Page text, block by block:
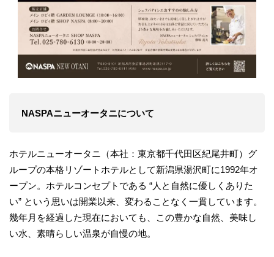
NASPAニューオータニについて
ホテルニューオータニ（本社：東京都千代田区紀尾井町）グ
ループの本格リゾートホテルとして新潟県湯沢町に1992年オ
ープン。ホテルコンセプトである “人と自然に優しくありた
い” という思いは開業以来、変わることなく一貫しています。
幾年月を経過した現在においても、この豊かな自然、美味し
い水、素晴らしい温泉が自慢の地。